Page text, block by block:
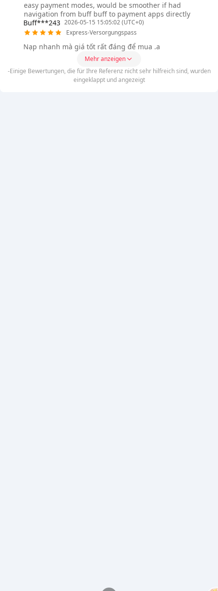
easy payment modes, would be smoother if had
navigation from buff buff to payment apps directly
Buff***243 2026-05-15 15:05:02 (UTC+0)
Express-Versorgungspass
Nạp nhanh mà giá tốt rất đáng để mua .a
Mehr anzeigen
-Einige Bewertungen, die für Ihre Referenz nicht sehr hilfreich sind, wurden
eingeklappt und angezeigt